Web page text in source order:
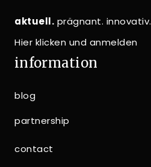
aktuell. prägnant. innovativ.
Hier klicken und anmelden
information
blog
partnership
contact